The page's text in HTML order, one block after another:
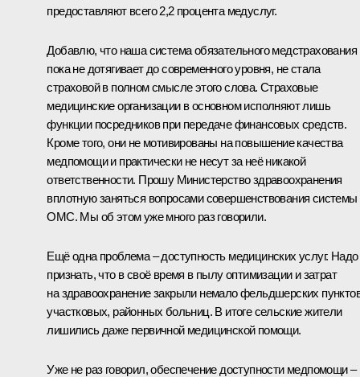
предоставляют всего 2,2 процента медуслуг.
Добавлю, что наша система обязательного медстрахования
пока не дотягивает до современного уровня, не стала
страховой в полном смысле этого слова. Страховые
медицинские организации в основном исполняют лишь
функции посредников при передаче финансовых средств.
Кроме того, они не мотивированы на повышение качества
медпомощи и практически не несут за неё никакой
ответственности. Прошу Министерство здравоохранения
вплотную заняться вопросами совершенствования системы
ОМС. Мы об этом уже много раз говорили.
Ещё одна проблема – доступность медицинских услуг. Надо
признать, что в своё время в пылу оптимизации и затрат
на здравоохранение закрыли немало фельдшерских
участковых, районных больниц. В итоге сельские жители
лишились даже первичной медицинской помощи.
Уже не раз говорил, обеспечение доступности медпомощи –